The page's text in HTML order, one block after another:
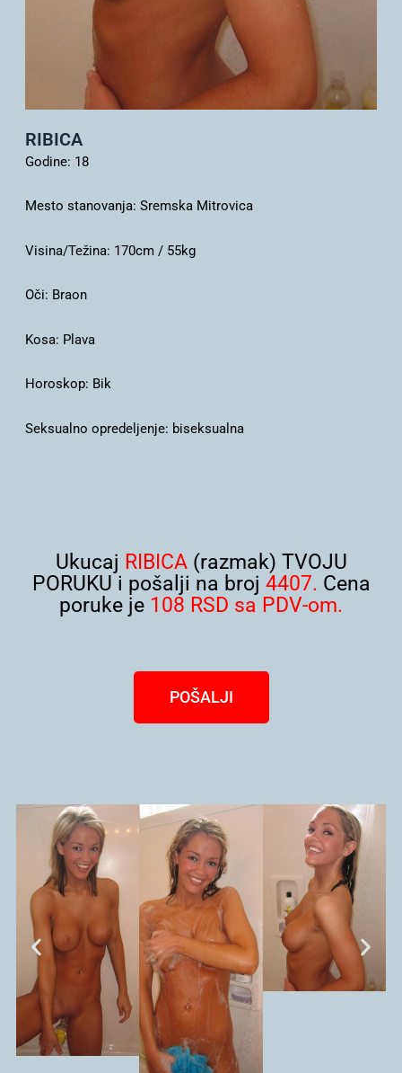
RIBICA
Godine: 18
Mesto stanovanja: Sremska Mitrovica
Visina/Težina: 170cm / 55kg
Oči: Braon
Kosa: Plava
Horoskop: Bik
Seksualno opredeljenje: biseksualna
Ukucaj RIBICA(razmak) TVOJU
PORUKU i pošalji na broj 4407. Cena
poruke je 108 RSD sa PDV-om.
POŠALJI